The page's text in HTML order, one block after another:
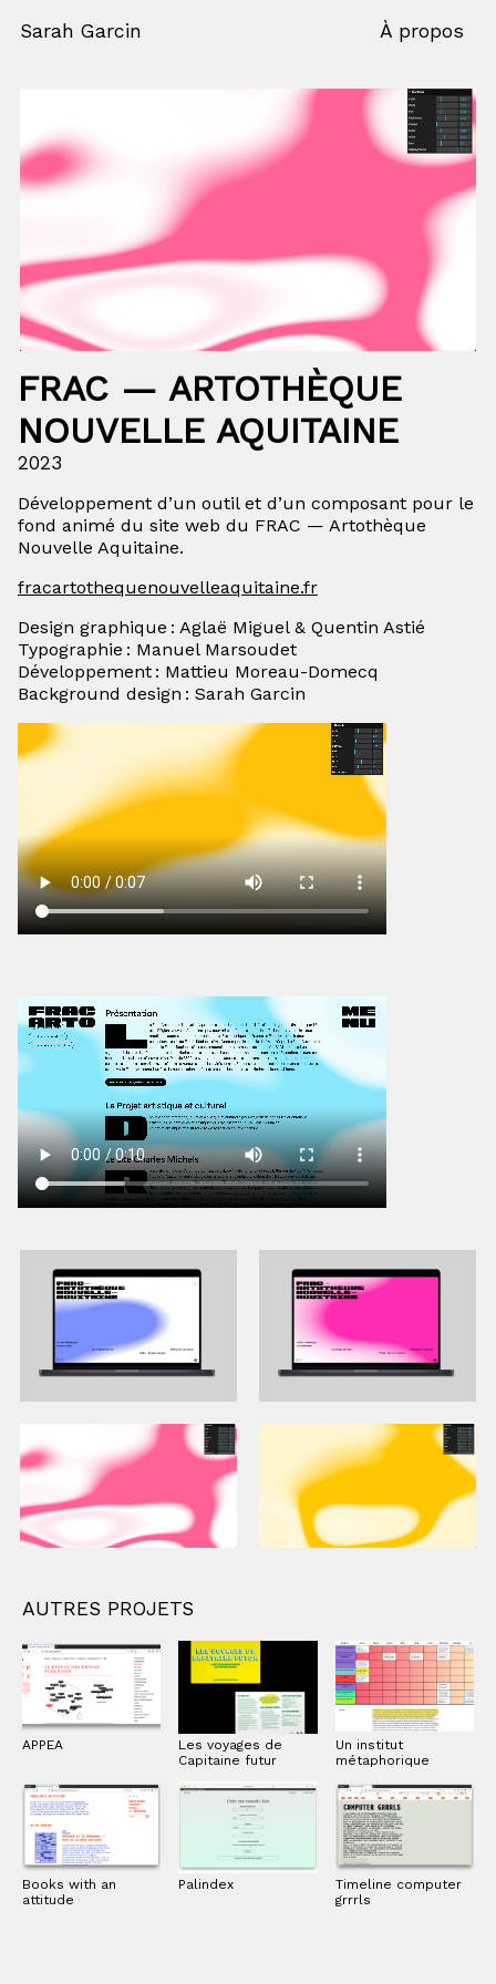
Sarah Garcin À propos
FRAC — ARTOTHÈQUE
NOUVELLE AQUITAINE
2023
Développement d’un outil et d’un composant pour le
fond animé du site web du FRAC — Artothèque
Nouvelle Aquitaine.
fracartothequenouvelleaquitaine.fr
Design graphique : Aglaë Miguel & Quentin Astié
Typographie : Manuel Marsoudet
Développement : Mattieu Moreau-Domecq
Background design : Sarah Garcin
AUTRES PROJETS
APPEA
Les voyages de
Capitaine futur
Un institut
métaphorique
Books with an
attitude
Palindex
Timeline computer
grrrls